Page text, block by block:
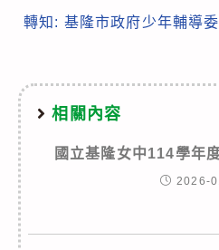
articles
轉知: 基隆市政府少年輔導
相關內容
國立基隆女中114學年
2026-